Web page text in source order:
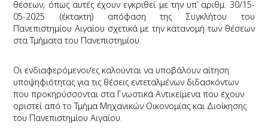
θέσεων, όπως αυτές έχουν εγκριθεί με την υπ’ αριθμ. 30/15-
05-2025 (έκτακτη) απόφαση της Συγκλήτου του
Πανεπιστημίου Αιγαίου σχετικά με την κατανομή των θέσεων
στα Τμήματα του Πανεπιστημίου.
Οι ενδιαφερόμενοι/ες καλούνται να υποβάλουν αίτηση
υποψηφιότητας για τις θέσεις εντεταλμένων διδασκόντων
που προκηρύσσονται στα Γνωστικά Αντικείμενα που έχουν
οριστεί από το Τμήμα Μηχανικών Οικονομίας και Διοίκησης
του Πανεπιστημίου Αιγαίου.